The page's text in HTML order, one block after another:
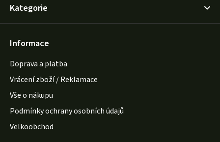
Kategorie
Informace
Doprava a platba
Vrácení zboží / Reklamace
Vše o nákupu
Podmínky ochrany osobních údajů
Velkoobchod